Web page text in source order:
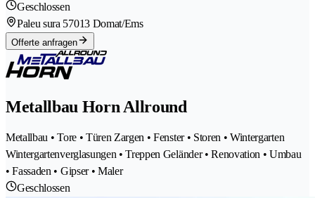
Geschlossen
Paleu sura 57013 Domat/Ems
Offerte anfragen
Metallbau Horn Allround
Metallbau • Tore • Türen Zargen • Fenster • Storen • Wintergarten
Wintergartenverglasungen • Treppen Geländer • Renovation • Umbau
• Fassaden • Gipser • Maler
Geschlossen